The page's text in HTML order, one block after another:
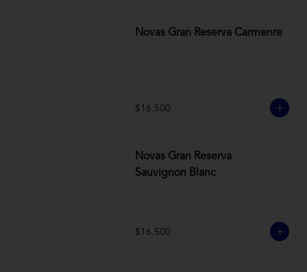
Novas Gran Reserva Carmenre
$16.500
Novas Gran Reserva
Sauvignon Blanc
$16.500